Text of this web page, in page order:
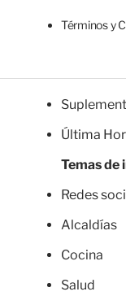
Términos y
Última
Temas de
Redes
Alcaldías
Cocina
Salud